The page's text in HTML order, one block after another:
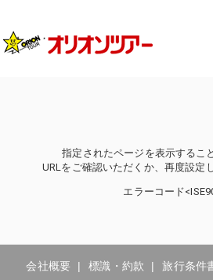
指定されたページを表示するこ
URLをご確認いただくか、再度設定
エラーコード
会社概要 標識・約款 旅行条件